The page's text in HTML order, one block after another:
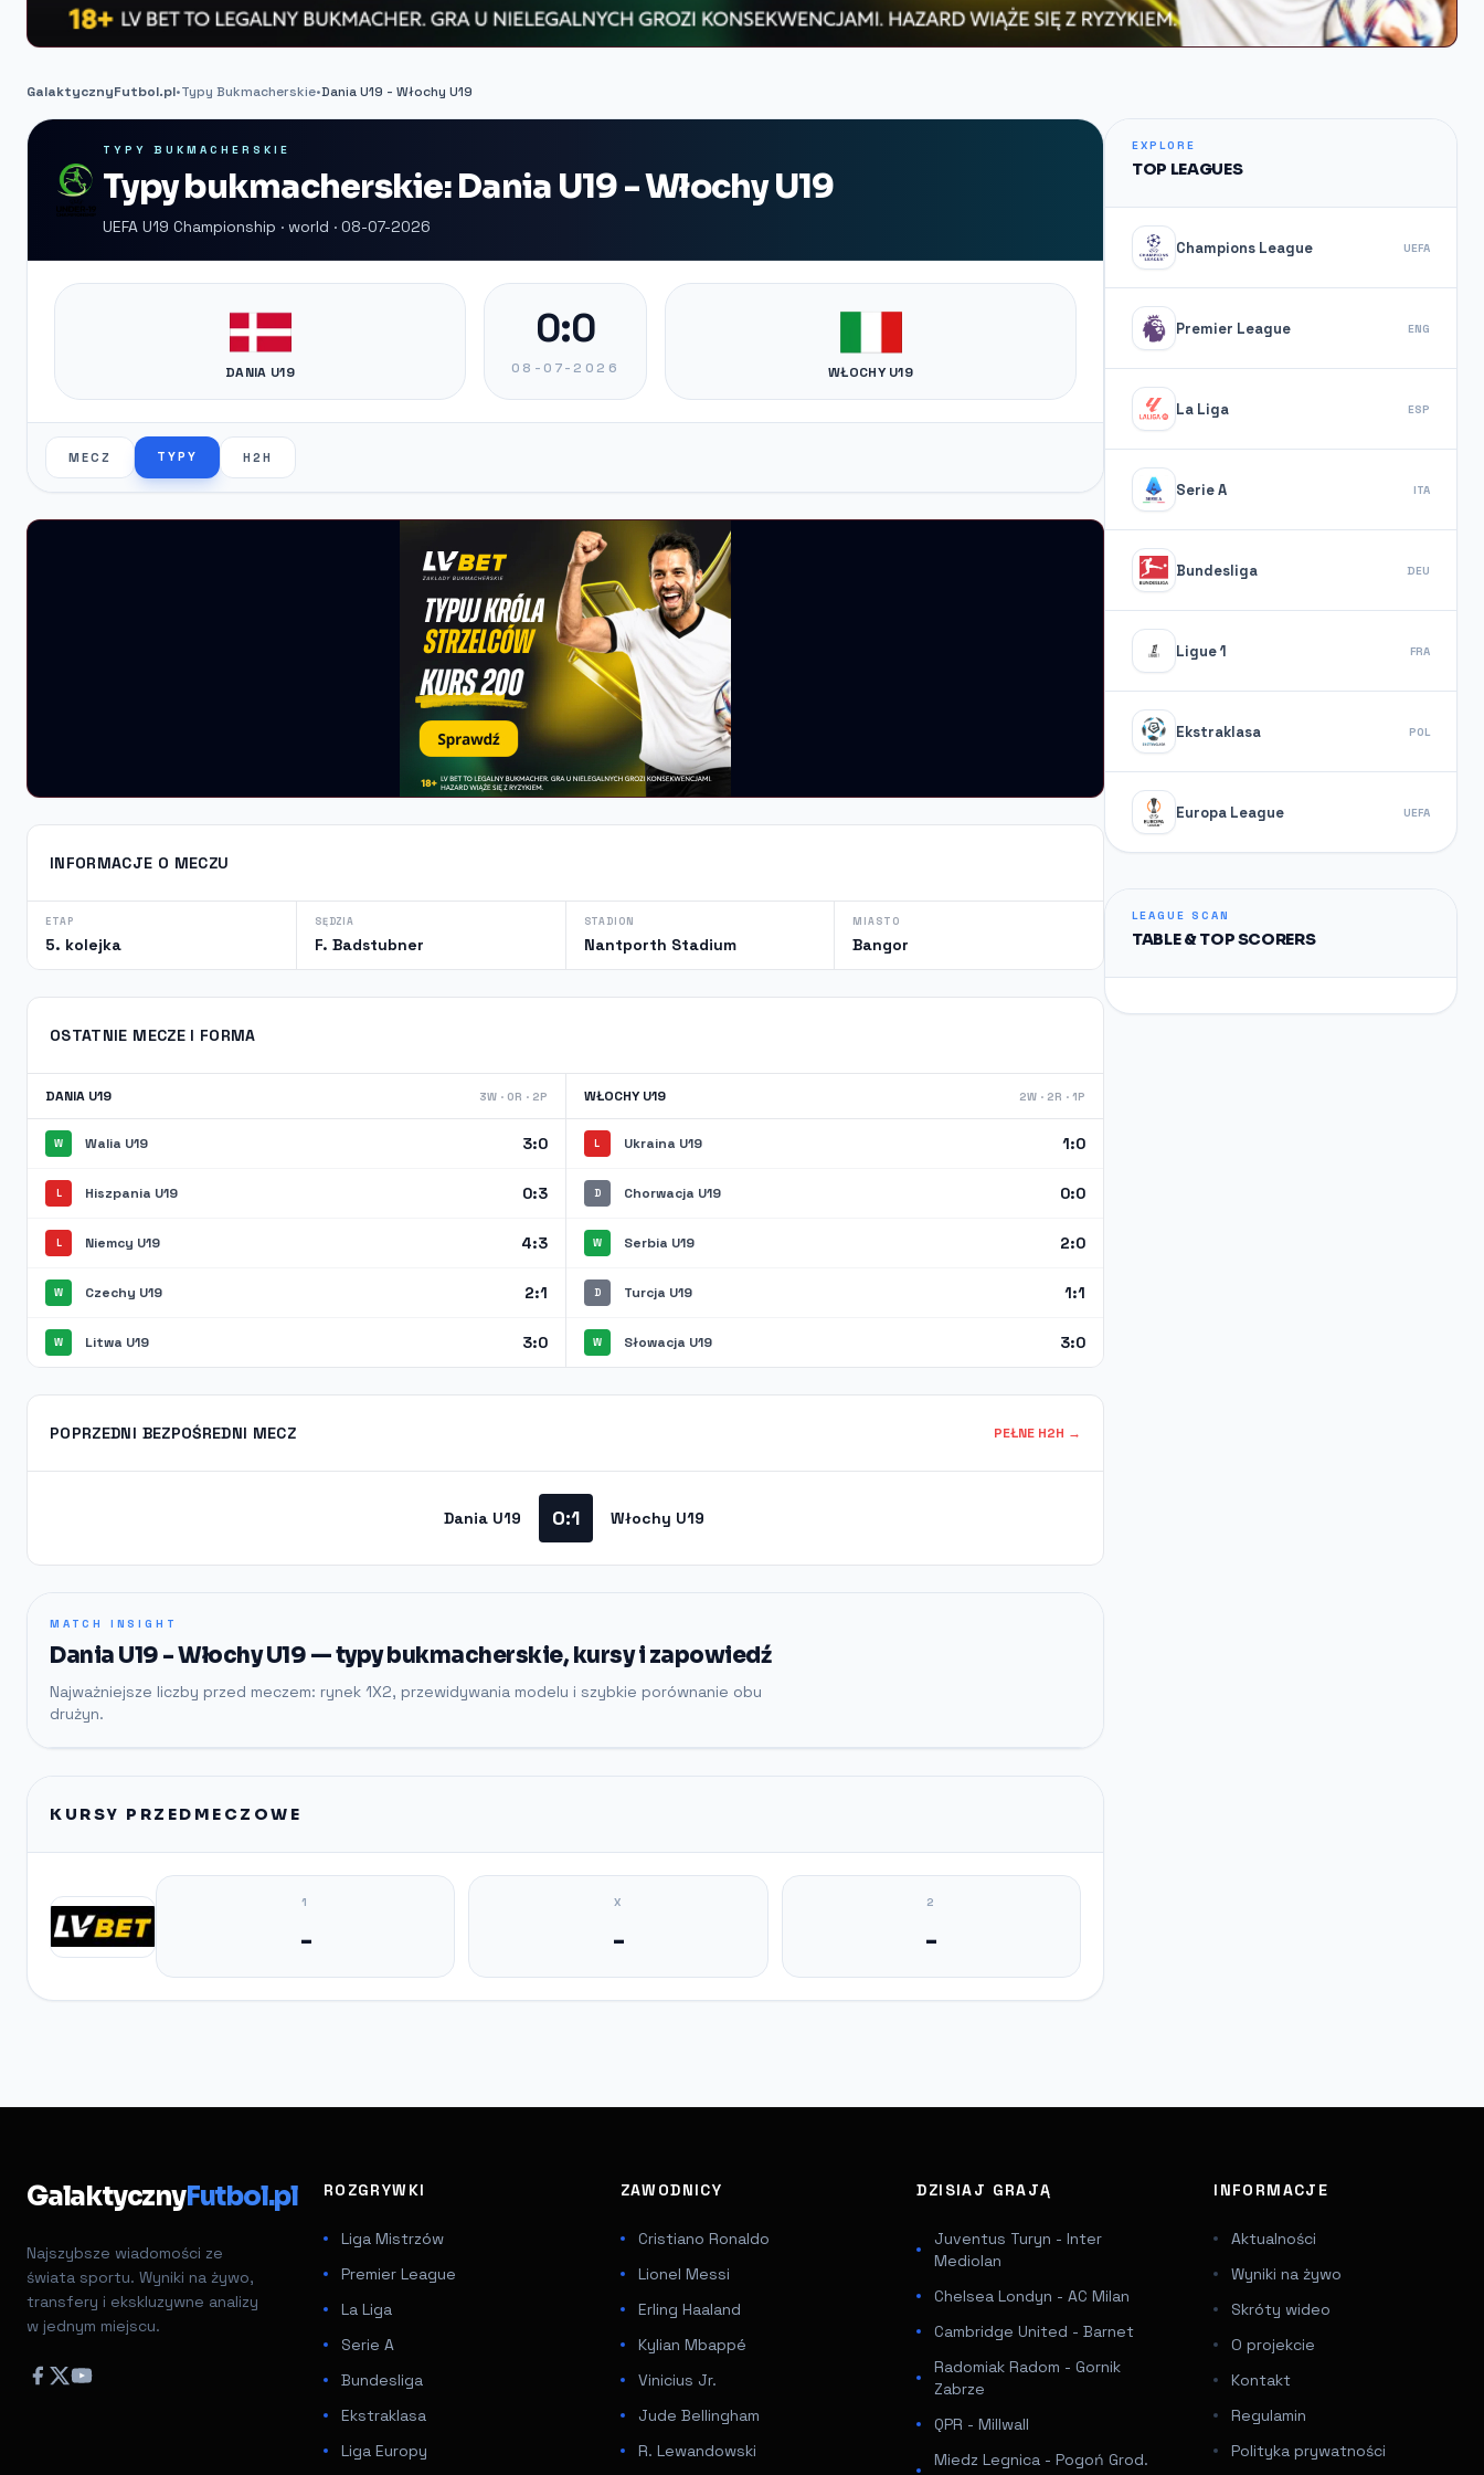
GalaktycznyFutbol.pl•Typy Bukmacherskie•Dania U19 - Włochy U19
TYPY BUKMACHERSKIE
Typy bukmacherskie: Dania U19 - Włochy U19
UEFA U19 Championship · world · 08-07-2026
DANIA U19
0:0
08-07-2026 WŁOCHY U19
MECZ TYPY H2H
INFORMACJE O MECZU
ETAP
5. kolejka
SĘDZIA
F. Badstubner
STADION
Nantporth Stadium
MIASTO
Bangor
OSTATNIE MECZE I FORMA
DANIA U19 3W · 0R · 2P
W Walia U19 3:0
L Hiszpania U19 0:3
L Niemcy U19 4:3
W Czechy U19 2:1
W Litwa U19 3:0
WŁOCHY U19 2W · 2R · 1P
L Ukraina U19 1:0
D Chorwacja U19 0:0
W Serbia U19 2:0
D Turcja U19 1:1
W Słowacja U19 3:0
POPRZEDNI BEZPOŚREDNI MECZ PEŁNE H2H →
Dania U19 0:1 Włochy U19
MATCH INSIGHT
Dania U19 - Włochy U19 — typy bukmacherskie, kursy i zapowiedź
Najważniejsze liczby przed meczem: rynek 1X2, przewidywania modelu i szybkie porównanie obu
drużyn.
KURSY PRZEDMECZOWE
1
-
X
-
2
-
EXPLORE
TOP LEAGUES
Champions League UEFA
Premier League ENG
La Liga ESP
Serie A ITA
Bundesliga DEU
Ligue 1 FRA
Ekstraklasa POL
Europa League UEFA
LEAGUE SCAN
TABLE & TOP SCORERS
GalaktycznyFutbol.pl
Najszybsze wiadomości ze
świata sportu. Wyniki na żywo,
transfery i ekskluzywne analizy
w jednym miejscu.
ROZGRYWKI
Liga Mistrzów
Premier League
La Liga
Serie A
Bundesliga
Ekstraklasa
Liga Europy
ZAWODNICY
Cristiano Ronaldo
Lionel Messi
Erling Haaland
Kylian Mbappé
Vinicius Jr.
Jude Bellingham
R. Lewandowski
DZISIAJ GRAJĄ
Juventus Turyn - Inter
Mediolan
Chelsea Londyn - AC Milan
Cambridge United - Barnet
Radomiak Radom - Gornik
Zabrze
QPR - Millwall
Miedz Legnica - Pogoń Grod.
INFORMACJE
Aktualności
Wyniki na żywo
Skróty wideo
O projekcie
Kontakt
Regulamin
Polityka prywatności